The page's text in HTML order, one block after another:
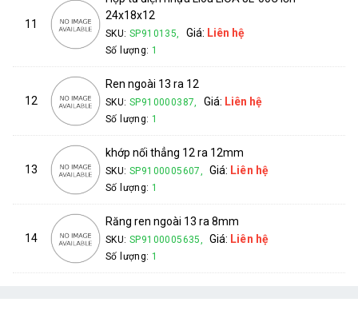
11
24x18x12
SKU: SP910135, Giá: Liên hệ
Số lượng: 1
12
Ren ngoài 13 ra 12
SKU: SP910000387, Giá: Liên hệ
Số lượng: 1
13
khớp nối thẳng 12 ra 12mm
SKU: SP9100005607, Giá: Liên hệ
Số lượng: 1
14
Răng ren ngoài 13 ra 8mm
SKU: SP9100005635, Giá: Liên hệ
Số lượng: 1